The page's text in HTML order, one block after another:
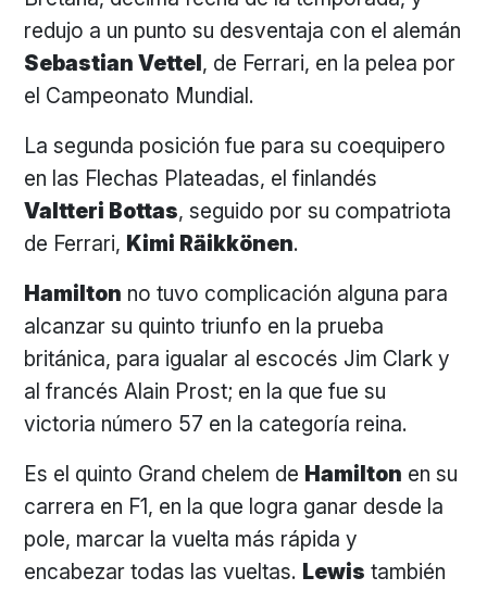
redujo a un punto su desventaja con el alemán
Sebastian Vettel, de Ferrari, en la pelea por
el Campeonato Mundial.
La segunda posición fue para su coequipero
en las Flechas Plateadas, el finlandés
Valtteri Bottas, seguido por su compatriota
de Ferrari, Kimi Räikkönen.
Hamilton no tuvo complicación alguna para
alcanzar su quinto triunfo en la prueba
británica, para igualar al escocés Jim Clark y
al francés Alain Prost; en la que fue su
victoria número 57 en la categoría reina.
Es el quinto Grand chelem de Hamilton en su
carrera en F1, en la que logra ganar desde la
pole, marcar la vuelta más rápida y
encabezar todas las vueltas. Lewis también